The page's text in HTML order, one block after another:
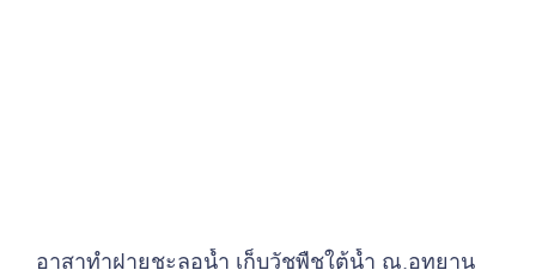
อาสาทำฝายชะลอน้ำ เก็บวัชพืชใต้น้ำ ณ.อุทยาน